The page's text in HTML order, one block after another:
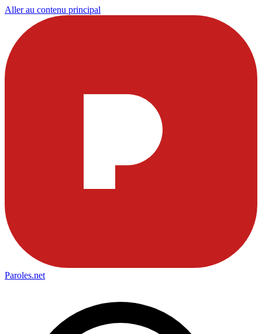
Aller au contenu principal
Paroles.net